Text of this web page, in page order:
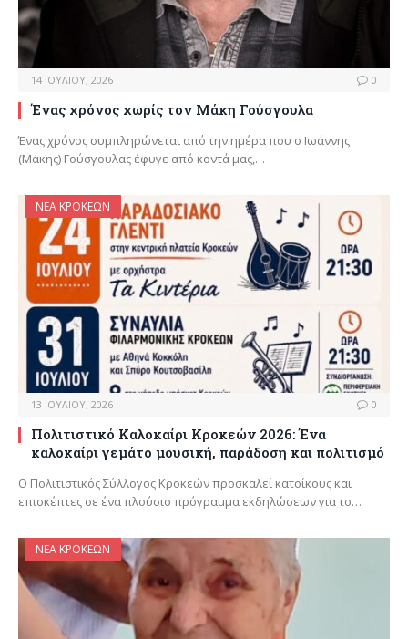
14 ΙΟΥΛΊΟΥ, 2026 0
Ένας χρόνος χωρίς τον Μάκη Γούσγουλα
Ένας χρόνος συμπληρώνεται από την ημέρα που ο Ιωάννης
(Μάκης) Γούσγουλας έφυγε από κοντά μας,…
ΝΈΑ ΚΡΟΚΕΏΝ
13 ΙΟΥΛΊΟΥ, 2026 0
Πολιτιστικό Καλοκαίρι Κροκεών 2026: Ένα
καλοκαίρι γεμάτο μουσική, παράδοση και πολιτισμό
Ο Πολιτιστικός Σύλλογος Κροκεών προσκαλεί κατοίκους και
επισκέπτες σε ένα πλούσιο πρόγραμμα εκδηλώσεων για το…
ΝΈΑ ΚΡΟΚΕΏΝ